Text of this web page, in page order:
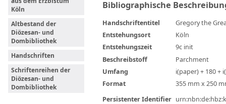
Köln
Altbestand der
Diözesan- und
Dombibliothek
Handschriften
Schriftenreihen der
Diözesan- und
Dombibliothek
Bibliographische
Handschriftentitel
Gregory the
Entstehungsort
Köln
Entstehungszeit
9c init
Beschreibstoff
Parchment
Umfang
i(paper) + 180 +
Format
355 mm x 250
Persistenter Identifier